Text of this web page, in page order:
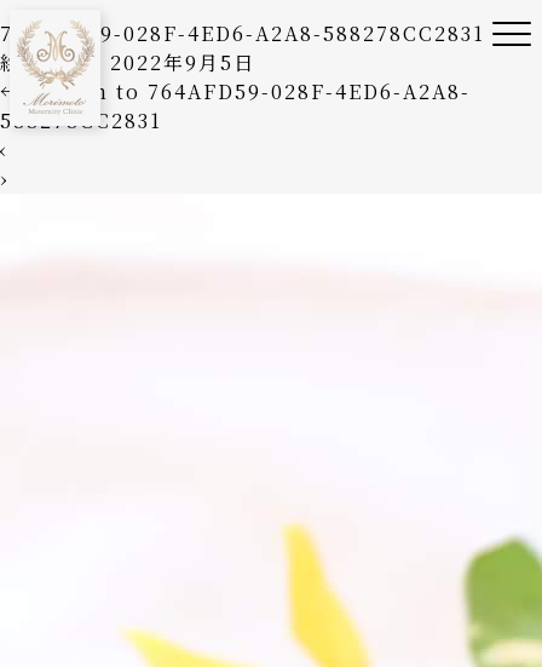
764AFD59-028F-4ED6-A2A8-588278CC2831
絵美森本
2022年9月5日
←
Return to 764AFD59-028F-4ED6-A2A8-
588278CC2831
‹
›